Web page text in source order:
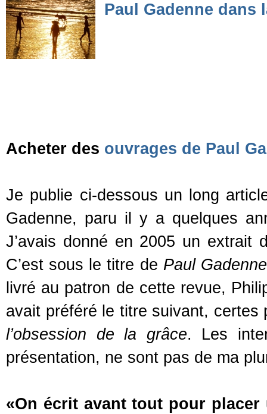
Paul Gadenne dans
Acheter des ouvrages de Paul
Je publie ci-dessous un long
Gadenne, paru il y a quelques
J’avais donné en 2005 un extrait
C’est sous le titre de Paul
livré au patron de cette revue,
avait préféré le titre suivant,
l’obsession de la grâce. Les
présentation, ne sont pas de ma
«On écrit avant tout pour